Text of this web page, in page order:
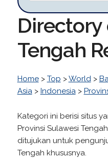
Directory
Tengah
Home> Top >World>
Asia> Indonesia>
Kategori ini berisi situs
Provinsi Sulawesi
ditujukan untuk
Tengah khususnya.